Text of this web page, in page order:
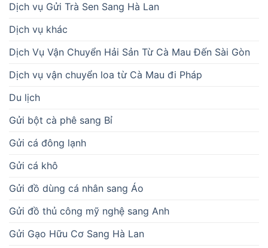
Dịch vụ Gửi Trà Sen Sang Hà Lan
Dịch vụ khác
Dịch Vụ Vận Chuyển Hải Sản Từ Cà Mau Đến Sài Gòn
Dịch vụ vận chuyển loa từ Cà Mau đi Pháp
Du lịch
Gửi bột cà phê sang Bỉ
Gửi cá đông lạnh
Gửi cá khô
Gửi đồ dùng cá nhân sang Áo
Gửi đồ thủ công mỹ nghệ sang Anh
Gửi Gạo Hữu Cơ Sang Hà Lan